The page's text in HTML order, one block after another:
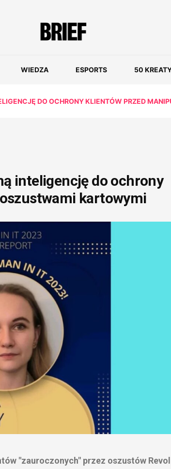
WIEDZA ESPORTS 50
DO OCHRONY KLIENTÓW PRZED
inteligencję do ochrony
kartowymi
"zauroczonych" przez oszustów